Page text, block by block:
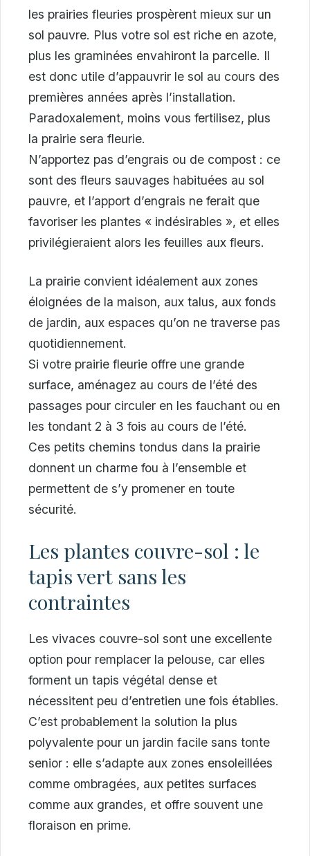
les prairies fleuries prospèrent mieux sur un
sol pauvre. Plus votre sol est riche en azote,
plus les graminées envahiront la parcelle. Il
est donc utile d’appauvrir le sol au cours des
premières années après l’installation.
Paradoxalement, moins vous fertilisez, plus
la prairie sera fleurie.
N’apportez pas d’engrais ou de compost : ce
sont des fleurs sauvages habituées au sol
pauvre, et l’apport d’engrais ne ferait que
favoriser les plantes « indésirables », et elles
privilégieraient alors les feuilles aux fleurs.
La prairie convient idéalement aux zones
éloignées de la maison, aux talus, aux fonds
de jardin, aux espaces qu’on ne traverse pas
quotidiennement.
Si votre prairie fleurie offre une grande
surface, aménagez au cours de l’été des
passages pour circuler en les fauchant ou en
les tondant 2 à 3 fois au cours de l’été.
Ces petits chemins tondus dans la prairie
donnent un charme fou à l’ensemble et
permettent de s’y promener en toute
sécurité.
Les plantes couvre-sol : le
tapis vert sans les
contraintes
Les vivaces couvre-sol sont une excellente
option pour remplacer la pelouse, car elles
forment un tapis végétal dense et
nécessitent peu d’entretien une fois établies.
C’est probablement la solution la plus
polyvalente pour un jardin facile sans tonte
senior : elle s’adapte aux zones ensoleillées
comme ombragées, aux petites surfaces
comme aux grandes, et offre souvent une
floraison en prime.